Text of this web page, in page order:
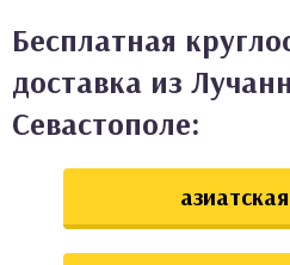
Бесплатная
доставка из
Севастополе: